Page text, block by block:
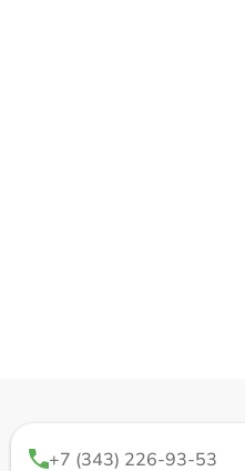
+7 (343) 226-93-53